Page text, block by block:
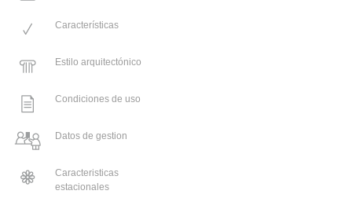
Características
Estilo arquitectónico
Condiciones de uso
Datos de gestion
Caracteristicas
estacionales